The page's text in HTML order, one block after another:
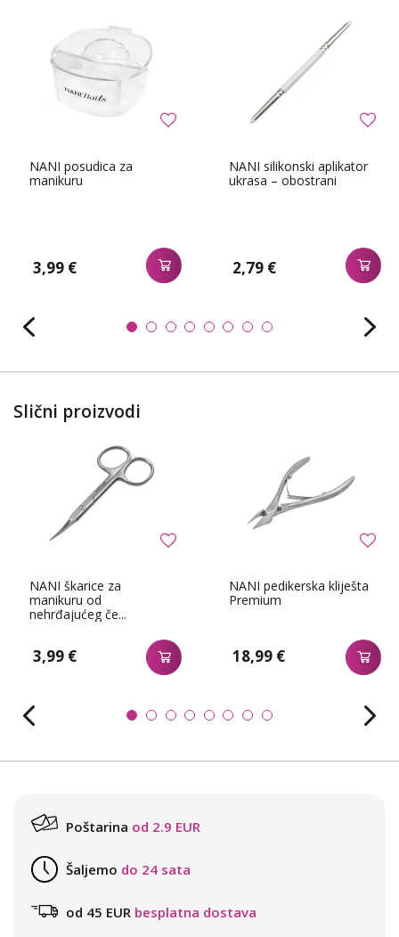
NANI posudica za
manikuru
3,99 €
NANI silikonski aplikator
ukrasa – obostrani
2,79 €
Slični proizvodi
NANI škarice za
manikuru od
nehrđajućeg če...
3,99 €
NANI pedikerska kliješta
Premium
18,99 €
Poštarina od 2.9 EUR
Šaljemo do 24 sata
od 45 EUR besplatna dostava